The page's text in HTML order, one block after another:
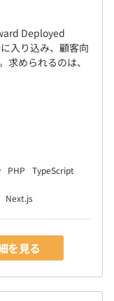
し、技術スキルと
を支援していま
適化された技術習
ーニング」の3つ
す。
ずっと通用する
Deployed
入り込み、顧客向
求められるのは、
PHP
TypeScript
Next.js
を見る